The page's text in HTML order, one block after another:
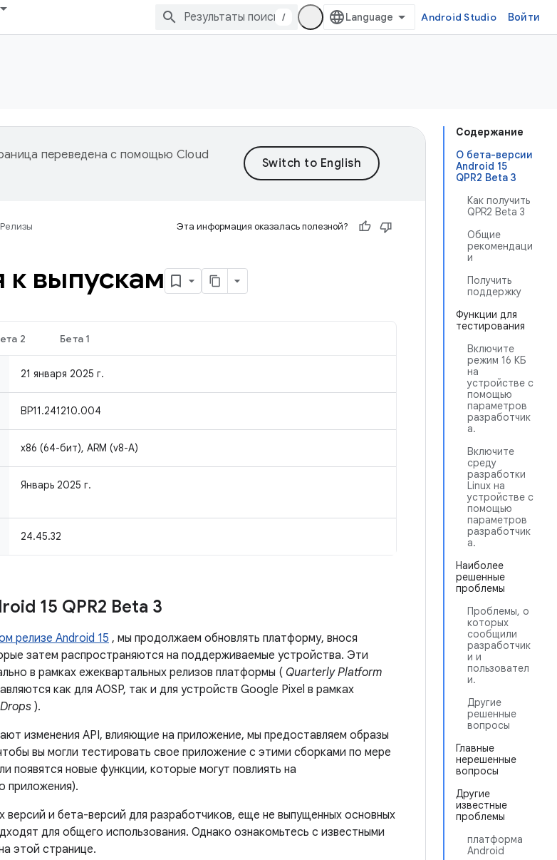
/ Android Studio Войти
Содержание
О бета-версии
Android 15
QPR2 Beta 3
Как получить
QPR2 Beta 3
Общие
рекомендаци
и
Получить
поддержку
Функции для
тестирования
Включите
режим 16 КБ
на
устройстве с
помощью
параметров
разработчик
а.
Включите
среду
разработки
Linux на
устройстве с
помощью
параметров
разработчик
а.
Наиболее
решенные
проблемы
Проблемы, о
которых
сообщили
разработчик
и и
пользовател
и.
Другие
решенные
вопросы
Главные
нерешенные
вопросы
Другие
известные
проблемы
платформа
Android
переведена с помощью Cloud
Релизы Эта информация оказалась полезной?
выпускам
2 Бета 1
21 января 2025 г.
BP11.241210.004
x86 (64-бит), ARM (v8-A)
Январь 2025 г.
24.45.32
15 QPR2 Beta 3
релизе Android 15 , мы продолжаем обновлять платформу, внося
затем распространяются на поддерживаемые устройства. Эти
в рамках ежеквартальных релизов платформы ( Quarterly Platform
как для AOSP, так и для устройств Google Pixel в рамках
).
изменения API, влияющие на приложение, мы предоставляем образы
вы могли тестировать свое приложение с этими сборками по мере
появятся новые функции, которые могут повлиять на
приложения).
версий и бета-версий для разработчиков, еще не выпущенных основных
для общего использования. Однако ознакомьтесь с известными
этой странице.